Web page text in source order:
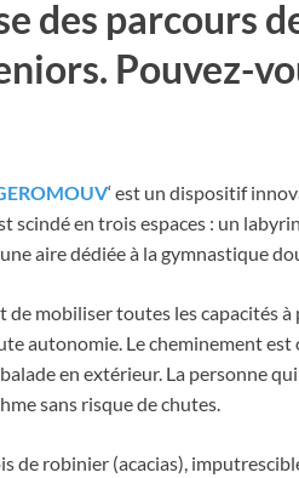
des parcours
Pouvez-
‘ est un dispositif
scindé en trois espaces : un
aire dédiée à la gymnastique
mobiliser toutes les capacités à
autonomie. Le cheminement
en extérieur. La personne
sans risque de chutes.
de robinier (acacias),